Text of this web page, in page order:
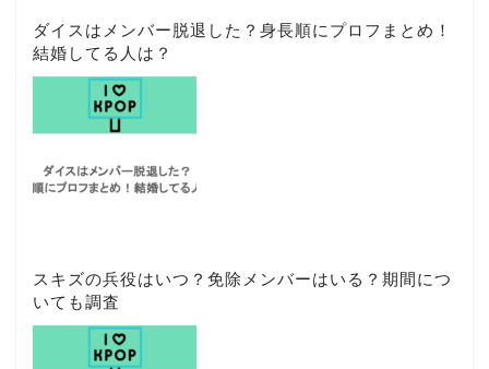
ダイスはメンバー脱退した？身長順にプロフまとめ！
結婚してる人は？
スキズの兵役はいつ？免除メンバーはいる？期間につ
いても調査